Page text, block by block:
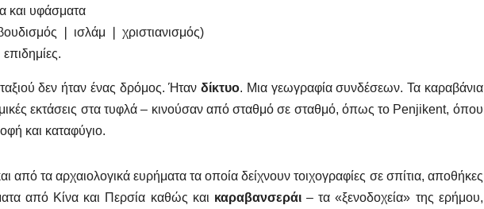
και υφάσματα
❘ ισλάμ ❘ χριστιανισμός)
δεν ήταν ένας δρόμος. Ήτανδίκτυο. Μια γεωγραφία συνδέσεων. Τα καραβάνια
εκτάσεις στα τυφλά – κινούσαν από σταθμό σε σταθμό, όπως το Penjikent, όπου
και καταφύγιο.
από τα αρχαιολογικά ευρήματα τα οποία δείχνουν τοιχογραφίες σε σπίτια, αποθήκες
από Κίνα και Περσία καθώς και καραβανσεράι– τα «ξενοδοχεία» της ερήμου,